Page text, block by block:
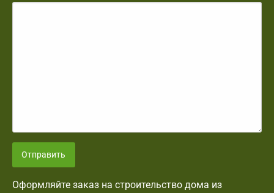
Отправить
Оформляйте заказ на строительство дома из